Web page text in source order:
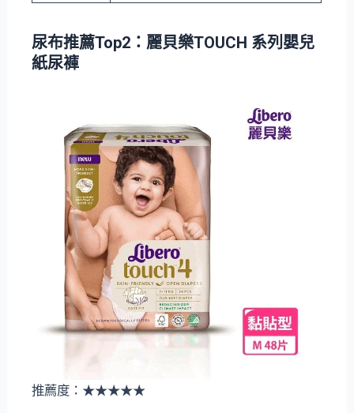
尿布推薦Top2：麗貝樂TOUCH 系列嬰兒
紙尿褲
推薦度：★★★★★